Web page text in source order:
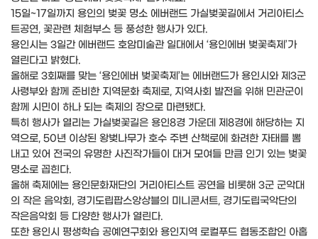
15일~17일까지 용인의 벚꽃 명소 에버랜드 가실벚꽃길에서 거리아티스
트공연, 꽃관련 체험부스 등 풍성한 행사가 있다.
용인시는 3일간 에버랜드 호암미술관 일대에서 ‘용인에버 벚꽃축제’가
열린다고 밝혔다.
올해로 3회째를 맞는 ‘용인에버 벚꽃축제’는 에버랜드가 용인시와 제3군
사령부와 함께 준비한 지역문화 축제로, 지역사회 발전을 위해 민관군이
함께 시민이 하나 되는 축제의 장으로 마련됐다.
특히 행사가 열리는 가실벚꽃길은 용인8경 가운데 제8경에 해당하는 지
역으로, 50년 이상된 왕벚나무가 호수 주변 산책로에 화려한 자태를 뽐
내고 있어 전국의 유명한 사진작가들이 대거 모여들 만큼 인기 있는 벚꽃
명소로 꼽힌다.
올해 축제에는 용인문화재단의 거리아티스트 공연을 비롯해 3군 군악대
의 작은 음악회, 경기도립팝스앙상블의 미니콘서트, 경기도립국악단의
작은음악회 등 다양한 행사가 열린다.
또한 용인시 평생학습 공예연구회와 용인지역 로컬푸드 협동조합인 아홉